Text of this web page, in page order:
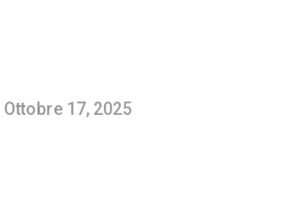
Ottobre 17, 2025